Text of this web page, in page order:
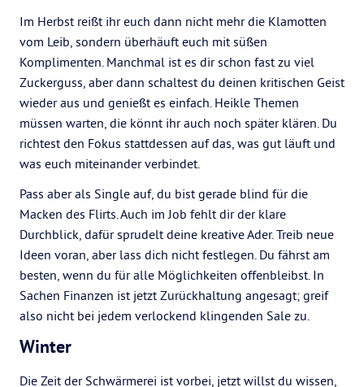
Im Herbst reißt ihr euch dann nicht mehr die Klamotten
vom Leib, sondern überhäuft euch mit süßen
Komplimenten. Manchmal ist es dir schon fast zu viel
Zuckerguss, aber dann schaltest du deinen kritischen Geist
wieder aus und genießt es einfach. Heikle Themen
müssen warten, die könnt ihr auch noch später klären. Du
richtest den Fokus stattdessen auf das, was gut läuft und
was euch miteinander verbindet.
Pass aber als Single auf, du bist gerade blind für die
Macken des Flirts. Auch im Job fehlt dir der klare
Durchblick, dafür sprudelt deine kreative Ader. Treib neue
Ideen voran, aber lass dich nicht festlegen. Du fährst am
besten, wenn du für alle Möglichkeiten offenbleibst. In
Sachen Finanzen ist jetzt Zurückhaltung angesagt; greif
also nicht bei jedem verlockend klingenden Sale zu.
Winter
Die Zeit der Schwärmerei ist vorbei, jetzt willst du wissen,